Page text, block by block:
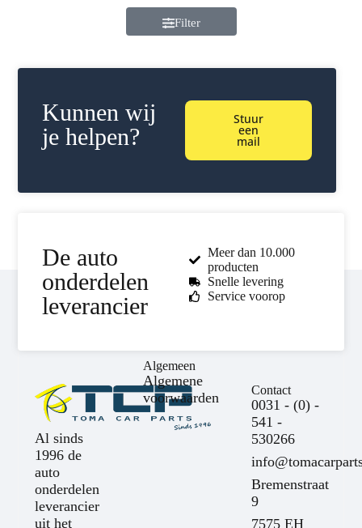
Filter
Kunnen wij
je helpen?
Stuur
een
mail
De auto
onderdelen
leverancier
Meer dan 10.000
producten
Snelle levering
Service voorop
Al sinds
1996 de
auto
onderdelen
leverancier
uit het
Algemeen
Algemene
voorwaarden
Contact
0031 - (0) -
541 -
530266
Bremenstraat
9
7575 EH